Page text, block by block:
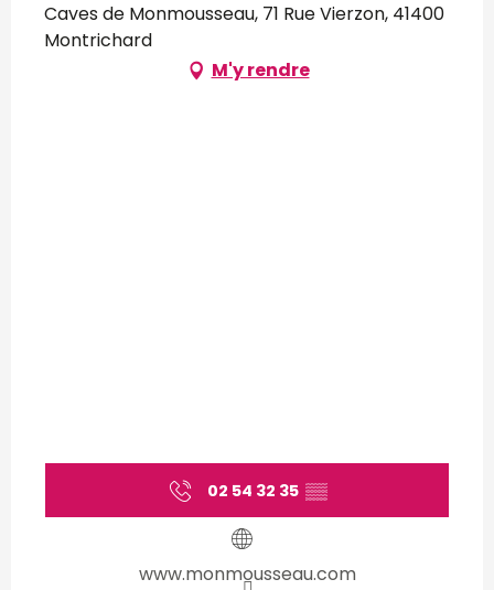
Caves de Monmousseau, 71 Rue Vierzon, 41400
Montrichard
M'y rendre
02 54 32 35 ▒▒
www.monmousseau.com